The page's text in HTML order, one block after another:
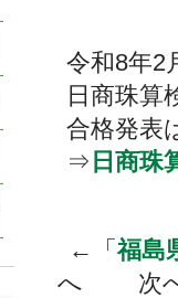
令和8年2
日商珠算
合格発表
⇒ 日商珠
←「福島
へ 次